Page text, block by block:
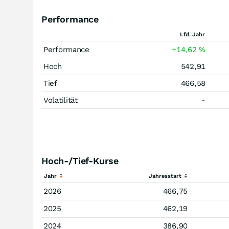
Performance
Lfd. Jahr
Performance +14,62%
Hoch
542,91
Tief
466,58
Volatilität
-
Hoch-/Tief-Kurse
Jahr Jahresstart
2026
466,75
2025
462,19
2024
386,90